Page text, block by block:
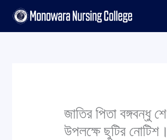
content
জাতির পিতা বঙ্গবন্ধু
উপলক্ষে ছুটির নোটিশ।